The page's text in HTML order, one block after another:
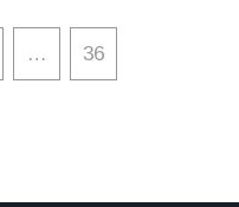
… 36